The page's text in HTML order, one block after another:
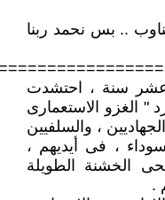
.. بس نحمد ربنا
، منذ اثنتى عشر سنة ، احتشدت
" الغزو الاستعمارى
، والسلفيين
، فى أيديهم ،
الخشنة الطويلة
.